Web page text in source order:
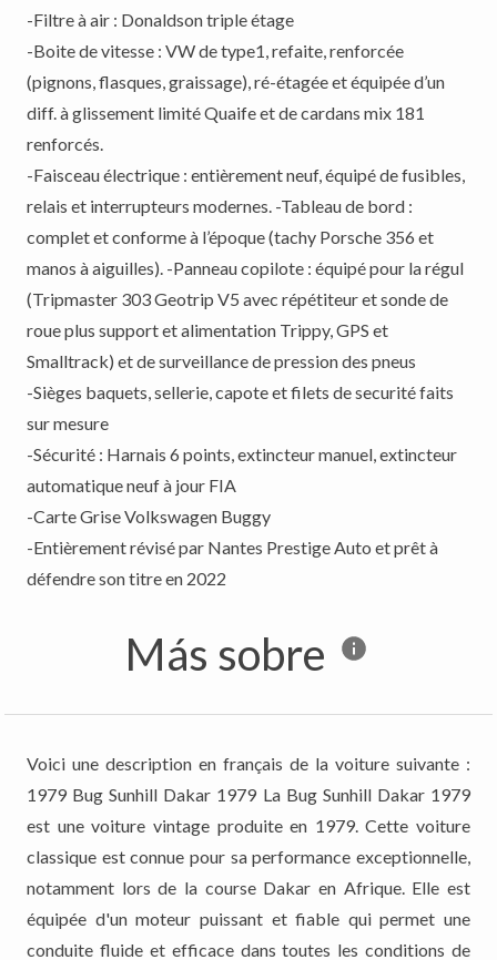
-Filtre à air : Donaldson triple étage
-Boite de vitesse : VW de type1, refaite, renforcée
(pignons, flasques, graissage), ré-étagée et équipée d’un
diff. à glissement limité Quaife et de cardans mix 181
renforcés.
-Faisceau électrique : entièrement neuf, équipé de fusibles,
relais et interrupteurs modernes. -Tableau de bord :
complet et conforme à l’époque (tachy Porsche 356 et
manos à aiguilles). -Panneau copilote : équipé pour la régul
(Tripmaster 303 Geotrip V5 avec répétiteur et sonde de
roue plus support et alimentation Trippy, GPS et
Smalltrack) et de surveillance de pression des pneus
-Sièges baquets, sellerie, capote et filets de securité faits
sur mesure
-Sécurité : Harnais 6 points, extincteur manuel, extincteur
automatique neuf à jour FIA
-Carte Grise Volkswagen Buggy
-Entièrement révisé par Nantes Prestige Auto et prêt à
défendre son titre en 2022
Más sobre
Voici une description en français de la voiture suivante :
1979 Bug Sunhill Dakar 1979 La Bug Sunhill Dakar 1979
est une voiture vintage produite en 1979. Cette voiture
classique est connue pour sa performance exceptionnelle,
notamment lors de la course Dakar en Afrique. Elle est
équipée d'un moteur puissant et fiable qui permet une
conduite fluide et efficace dans toutes les conditions de